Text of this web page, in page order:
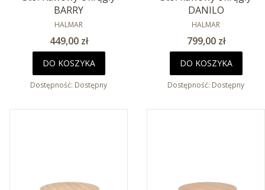
BARRY
PRODUCENT
HALMAR
Cena
449,00 zł
DO KOSZYKA
Dostępność: Dostępny
DANILO
PRODUCENT
HALMAR
Cena
799,00 zł
DO KOSZYKA
Dostępność: Dostępny